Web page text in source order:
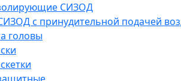
СИЗОД
с принудительной подачей
головы